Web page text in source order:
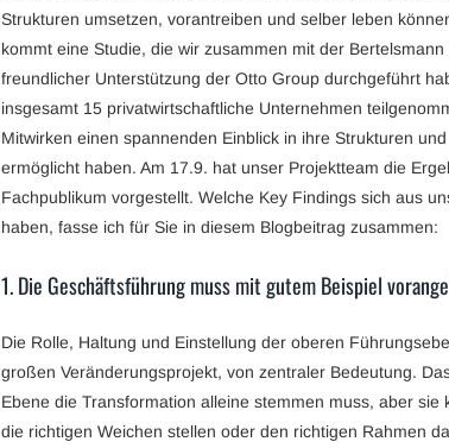
Strukturen umsetzen, vorantreiben und selber leben
kommt eine Studie, die wir zusammen mit der
freundlicher Unterstützung der Otto Group durchgeführt
insgesamt 15 privatwirtschaftliche Unternehmen
Mitwirken einen spannenden Einblick in ihre Strukturen
ermöglicht haben. Am 17.9. hat unser Projektteam die
Fachpublikum vorgestellt. Welche Key Findings sich aus
haben, fasse ich für Sie in diesem Blogbeitrag zusammen:
1. Die Geschäftsführung muss mit gutem Beispiel
Die Rolle, Haltung und Einstellung der oberen
großen Veränderungsprojekt, von zentraler Bedeutung.
Ebene die Transformation alleine stemmen muss, aber sie
die richtigen Weichen stellen oder den richtigen Rahmen